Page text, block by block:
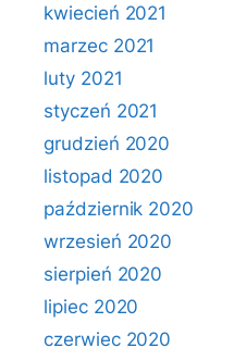
kwiecień 2021
marzec 2021
luty 2021
styczeń 2021
grudzień 2020
listopad 2020
październik 2020
wrzesień 2020
sierpień 2020
lipiec 2020
czerwiec 2020